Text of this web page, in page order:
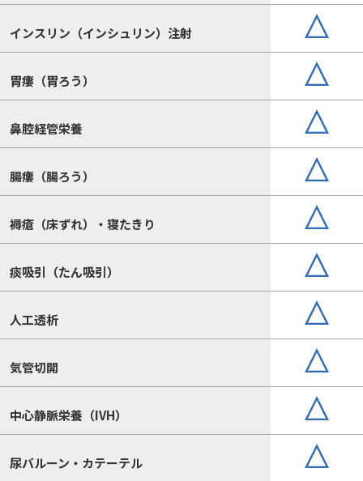
インスリン（インシュリン）注射
胃瘻（胃ろう）
鼻腔経管栄養
腸瘻（腸ろう）
褥瘡（床ずれ）・寝たきり
痰吸引（たん吸引）
人工透析
気管切開
中心静脈栄養（IVH）
尿バルーン・カテーテル